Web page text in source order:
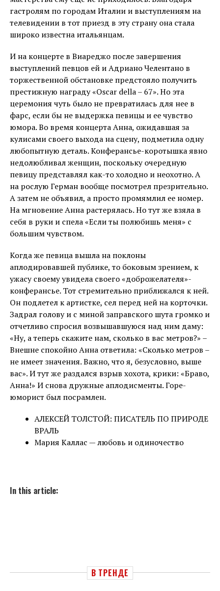
гастролям по городам Италии и выступлениям на
телевидении в тот приезд в эту страну она стала
широко известна итальянцам.
И на концерте в Виареджо после завершения
выступлений певцов ей и Адриано Челентано в
торжественной обстановке предстояло получить
престижную награду «Oscar della – 67». Но эта
церемония чуть было не превратилась для нее в
фарс, если бы не выдержка певицы и ее чувство
юмора. Во время концерта Анна, ожидавшая за
кулисами своего выхода на сцену, подметила одну
любопытную деталь. Конферансье-коротышка явно
недолюбливал женщин, поскольку очередную
певицу представлял как-то холодно и неохотно. А
на рослую Герман вообще посмотрел презрительно.
А затем не объявил, а просто промямлил ее номер.
На мгновение Анна растерялась. Но тут же взяла в
себя в руки и спела «Если ты полюбишь меня» с
большим чувством.
Когда же певица вышла на поклоны
аплодировавшей публике, то боковым зрением, к
ужасу своему увидела своего «доброжелателя»-
конферансье. Тот стремительно приближался к ней.
Он подлетел к артистке, сел перед ней на корточки.
Задрал голову и с миной заправского шута громко и
отчетливо спросил возвышавшуюся над ним даму:
«Ну, а теперь скажите нам, сколько в вас метров?» –
Внешне спокойно Анна ответила: «Сколько метров –
не имеет значения. Важно, что я, безусловно, выше
вас». И тут же раздался взрыв хохота, крики: «Браво,
Анна!» И снова дружные аплодисменты. Горе-
юморист был посрамлен.
АЛЕКСЕЙ ТОЛСТОЙ: ПИСАТЕЛЬ ПО ПРИРОДЕ
ВРАЛЬ
Мария Каллас — любовь и одиночество
In this article:
В ТРЕНДЕ